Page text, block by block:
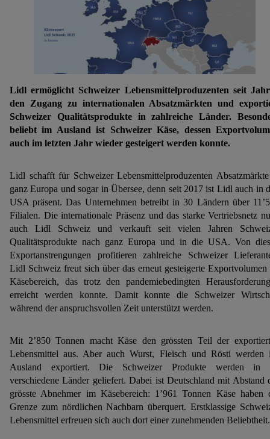
Lidl ermöglicht Schweizer Lebensmittelproduzenten seit
den Zugang zu internationalen Absatzmärkten und
Schweizer Qualitätsprodukte in zahlreiche Länder.
beliebt im Ausland ist Schweizer Käse, dessen
auch im letzten Jahr wieder gesteigert werden konnte.
Lidl schafft für Schweizer Lebensmittelproduzenten
ganz Europa und sogar in Übersee, denn seit 2017 ist Lidl auch in
USA präsent. Das Unternehmen betreibt in 30 Ländern über
Filialen. Die internationale Präsenz und das starke Vertriebsnetz
auch Lidl Schweiz und verkauft seit vielen Jahren
Qualitätsprodukte nach ganz Europa und in die USA. Von
Exportanstrengungen profitieren zahlreiche Schweizer
Lidl Schweiz freut sich über das erneut gesteigerte Exportvolumen
Käsebereich, das trotz den pandemiebedingten
erreicht werden konnte. Damit konnte die Schweizer
während der anspruchsvollen Zeit unterstützt werden.
Mit 2’850 Tonnen macht Käse den grössten Teil der
Lebensmittel aus. Aber auch Wurst, Fleisch und Rösti werden
Ausland exportiert. Die Schweizer Produkte werden in
verschiedene Länder geliefert. Dabei ist Deutschland mit Abstand
grösste Abnehmer im Käsebereich: 1’961 Tonnen Käse haben
Grenze zum nördlichen Nachbarn überquert. Erstklassige
Lebensmittel erfreuen sich auch dort einer zunehmenden Beliebtheit.